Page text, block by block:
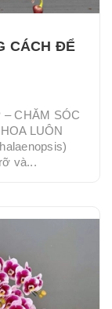
CÁCH ĐỂ
CHĂM SÓC
LUÔN
và...